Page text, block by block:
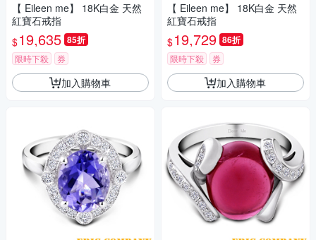
【 Eileen me】 18K白金 天然
紅寶石戒指
$19,635 85折
限時下殺 券
加入購物車
【 Eileen me】 18K白金 天然
紅寶石戒指
$19,729 86折
限時下殺 券
加入購物車